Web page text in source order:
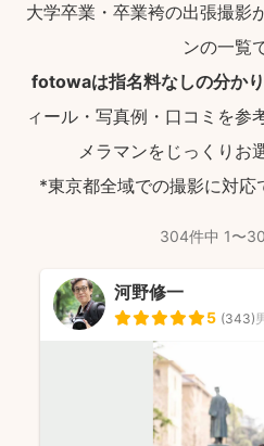
大学卒業・卒業袴の出張撮影
ンの一覧
fotowaは指名料なしの分か
ィール・写真例・口コミを参
メラマンをじっくりお
*東京都全域での撮影に対応
304件中 1〜
河野修一
5 (343)